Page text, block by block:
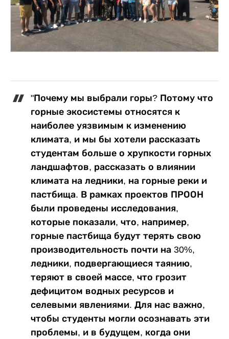
"Почему мы выбрали горы? Потому что
горные экосистемы относятся к
наиболее уязвимым к изменению
климата, и мы бы хотели рассказать
студентам больше о хрупкости горных
ландшафтов, рассказать о влиянии
климата на ледники, на горные реки и
пастбища. В рамках проектов ПРООН
были проведены исследования,
которые показали, что, например,
горные пастбища будут терять свою
производительность почти на 30%,
ледники, подвергающиеся таянию,
теряют в своей массе, что грозит
дефицитом водных ресурсов и
селевыми явлениями. Для нас важно,
чтобы студенты могли осознавать эти
проблемы, и в будущем, когда они